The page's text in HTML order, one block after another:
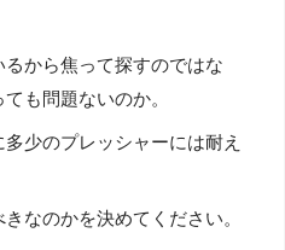
から焦って探すのではな
も問題ないのか。
少のプレッシャーには耐え
なのかを決めてください。